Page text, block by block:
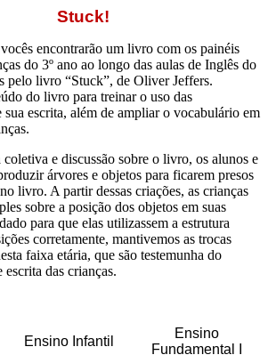
Stuck!
encontrarão um livro com os painéis
do 3º ano ao longo das aulas de Inglês do
pelo livro “Stuck”, de Oliver Jeffers.
do livro para treinar o uso das
sua escrita, além de ampliar o vocabulário em
e discussão sobre o livro, os alunos e
árvores e objetos para ficarem presos
livro. A partir dessas criações, as crianças
sobre a posição dos objetos em suas
para que elas utilizassem a estrutura
corretamente, mantivemos as trocas
faixa etária, que são testemunha do
das crianças.
Ensino Infantil
Ensino
Fundamental I